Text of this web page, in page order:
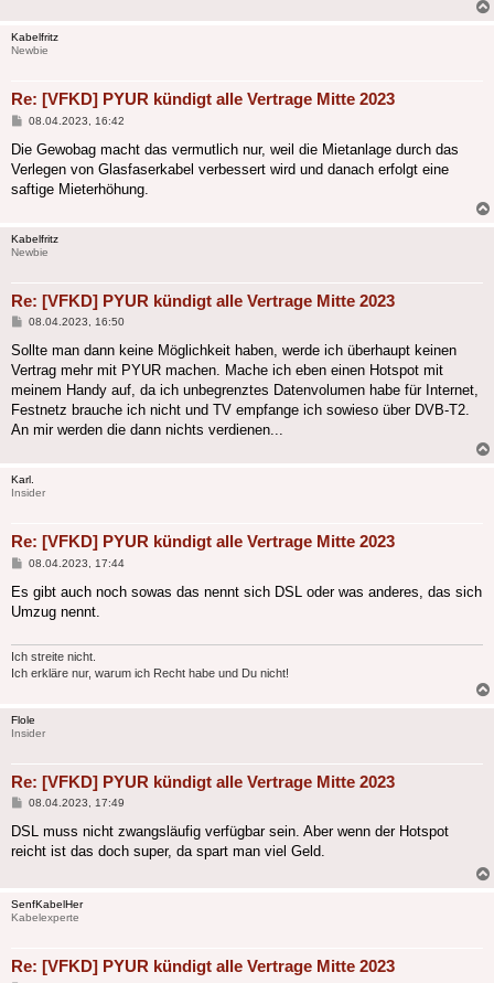
Kabelfritz
Newbie
Re: [VFKD] PYUR kündigt alle Vertrage Mitte 2023
Beitrag
08.04.2023, 16:42
Die Gewobag macht das vermutlich nur, weil die Mietanlage durch das
Verlegen von Glasfaserkabel verbessert wird und danach erfolgt eine
saftige Mieterhöhung.
Kabelfritz
Newbie
Re: [VFKD] PYUR kündigt alle Vertrage Mitte 2023
Beitrag
08.04.2023, 16:50
Sollte man dann keine Möglichkeit haben, werde ich überhaupt keinen
Vertrag mehr mit PYUR machen. Mache ich eben einen Hotspot mit
meinem Handy auf, da ich unbegrenztes Datenvolumen habe für Internet,
Festnetz brauche ich nicht und TV empfange ich sowieso über DVB-T2.
An mir werden die dann nichts verdienen...
Karl.
Insider
Re: [VFKD] PYUR kündigt alle Vertrage Mitte 2023
Beitrag
08.04.2023, 17:44
Es gibt auch noch sowas das nennt sich DSL oder was anderes, das sich
Umzug nennt.
Ich streite nicht.
Ich erkläre nur, warum ich Recht habe und Du nicht!
Flole
Insider
Re: [VFKD] PYUR kündigt alle Vertrage Mitte 2023
Beitrag
08.04.2023, 17:49
DSL muss nicht zwangsläufig verfügbar sein. Aber wenn der Hotspot
reicht ist das doch super, da spart man viel Geld.
SenfKabelHer
Kabelexperte
Re: [VFKD] PYUR kündigt alle Vertrage Mitte 2023